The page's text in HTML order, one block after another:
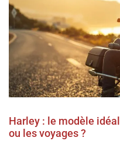
Harley : le modèle
ou les voyages ?